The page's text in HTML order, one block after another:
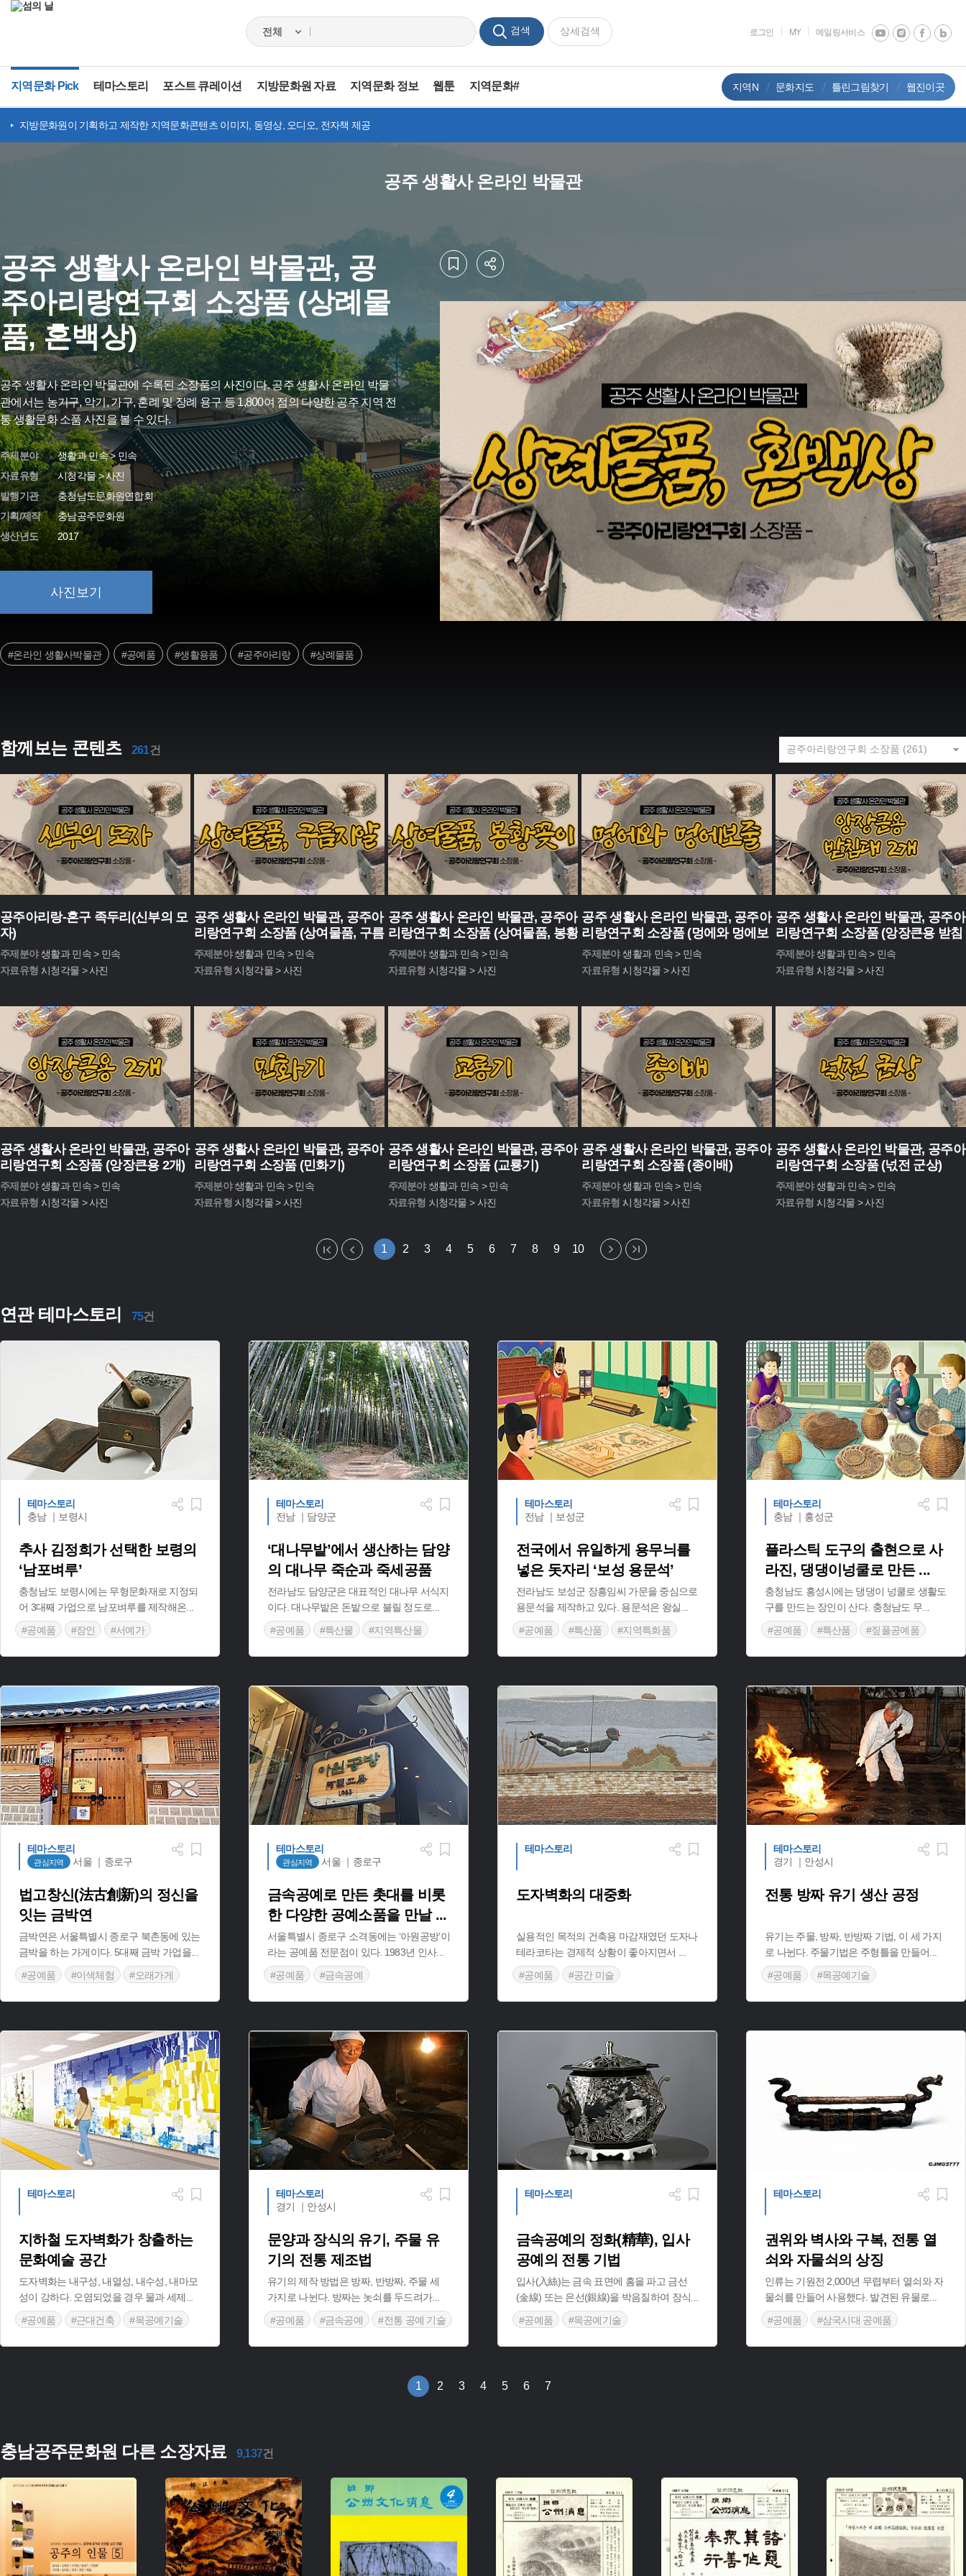
검색 상세검색 로그인 MY 메일링서비스
지역문화 Pick 테마스토리 포스트 큐레이션 지방문화원 자료 지역문화 정보 웹툰 지역문화# 지역N 문화지도 틀린그림찾기 웹진이곳
지방문화원이 기획하고 제작한 지역문화콘텐츠 이미지, 동영상, 오디오, 전자책 제공
공주 생활사 온라인 박물관
공주 생활사 온라인 박물관, 공
주아리랑연구회 소장품 (상례물
품, 혼백상)
공주 생활사 온라인 박물관에 수록된 소장품의 사진이다. 공주 생활사 온라인 박물
관에서는 농기구, 악기, 가구, 혼례 및 장례 용구 등 1,800여 점의 다양한 공주 지역 전
통 생활문화 소품 사진을 볼 수 있다.
주제분야
생활과 민속 > 민속
자료유형
시청각물 > 사진
발행기관
충청남도문화원연합회
기획/제작
충남공주문화원
생산년도
2017
사진보기
#온라인 생활사박물관 #공예품 #생활용품 #공주아리랑 #상례물품
함께보는 콘텐츠 261건
공주아리랑-혼구 족두리(신부의 모
자)
주제분야 :생활과 민속 > 민속
자료유형 :시청각물 > 사진
공주 생활사 온라인 박물관, 공주아
리랑연구회 소장품 (상여물품, 구름
지알)
주제분야 :생활과 민속 > 민속
자료유형 :시청각물 > 사진
공주 생활사 온라인 박물관, 공주아
리랑연구회 소장품 (상여물품, 봉황
꽂이)
주제분야 :생활과 민속 > 민속
자료유형 :시청각물 > 사진
공주 생활사 온라인 박물관, 공주아
리랑연구회 소장품 (멍에와 멍에보
줄)
주제분야 :생활과 민속 > 민속
자료유형 :시청각물 > 사진
공주 생활사 온라인 박물관, 공주아
리랑연구회 소장품 (앙장큰용 받침
대 2개)
주제분야 :생활과 민속 > 민속
자료유형 :시청각물 > 사진
공주 생활사 온라인 박물관, 공주아
리랑연구회 소장품 (앙장큰용 2개)
주제분야 :생활과 민속 > 민속
자료유형 :시청각물 > 사진
공주 생활사 온라인 박물관, 공주아
리랑연구회 소장품 (민화기)
주제분야 :생활과 민속 > 민속
자료유형 :시청각물 > 사진
공주 생활사 온라인 박물관, 공주아
리랑연구회 소장품 (교룡기)
주제분야 :생활과 민속 > 민속
자료유형 :시청각물 > 사진
공주 생활사 온라인 박물관, 공주아
리랑연구회 소장품 (종이배)
주제분야 :생활과 민속 > 민속
자료유형 :시청각물 > 사진
공주 생활사 온라인 박물관, 공주아
리랑연구회 소장품 (넋전 군상)
주제분야 :생활과 민속 > 민속
자료유형 :시청각물 > 사진
1 2 3 4 5 6 7 8 9 10
연관 테마스토리 75건
테마스토리
충남 ｜보령시
추사 김정희가 선택한 보령의
‘남포벼루’
충청남도 보령시에는 무형문화재로 지정되
어 3대째 가업으로 남포벼루를 제작해온
#공예품
#장인 #서예가
테마스토리
전남 ｜담양군
‘대나무밭’에서 생산하는 담양
의 대나무 죽순과 죽세공품
전라남도 담양군은 대표적인 대나무 서식지
이다. 대나무밭은 돈밭으로 불릴 정도로
#공예품
#특산물
#지역특산물
테마스토리
전남 ｜보성군
전국에서 유일하게 용무늬를
넣은 돗자리 ‘보성 용문석’
전라남도 보성군 장흥임씨 가문을 중심으로
용문석을 제작하고 있다. 용문석은 왕실
#공예품
#특산품 #지역특화품
테마스토리
충남 ｜홍성군
플라스틱 도구의 출현으로 사
라진, 댕댕이넝쿨로 만든 ...
충청남도 홍성시에는 댕댕이 넝쿨로 생활도
구를 만드는 장인이 산다. 충청남도 무
#공예품
#특산품 #짚풀공예품
테마스토리
관심지역 서울 ｜종로구
법고창신(法古創新)의 정신을
잇는 금박연
금박연은 서울특별시 종로구 북촌동에 있는
금박을 하는 가게이다. 5대째 금박 가업을...
#공예품
#이색체험 #오래가게
테마스토리
관심지역 서울 ｜종로구
금속공예로 만든 촛대를 비롯
한 다양한 공예소품을 만날 ...
서울특별시 종로구 소격동에는 ‘아원공방’이
라는 공예품 전문점이 있다. 1983년 인사...
#공예품
#금속공예
테마스토리
도자벽화의 대중화
실용적인 목적의 건축용 마감재였던 도자나
테라코타는 경제적 상황이 좋아지면서
#공예품
#공간 미술
테마스토리
경기 ｜안성시
전통 방짜 유기 생산 공정
유기는 주물, 방짜, 반방짜 기법, 이 세 가지
로 나뉜다. 주물기법은 주형틀을 만들어
#공예품
#목공예기술
테마스토리
지하철 도자벽화가 창출하는
문화예술 공간
도자벽화는 내구성, 내열성, 내수성, 내마모
성이 강하다. 오염되었을 경우 물과 세제
#공예품
#근대건축 #목공예기술
테마스토리
경기 ｜안성시
문양과 장식의 유기, 주물 유
기의 전통 제조법
유기의 제작 방법은 방짜, 반방짜, 주물 세
가지로 나뉜다. 방짜는 놋쇠를 두드려가...
#공예품
#금속공예 #전통 공예 기술
테마스토리
금속공예의 정화(精華), 입사
공예의 전통 기법
입사(入絲)는 금속 표면에 홈을 파고 금선
(金線) 또는 은선(銀線)을 박음질하여 장식
#공예품
#목공예기술
테마스토리
권위와 벽사와 구복, 전통 열
쇠와 자물쇠의 상징
인류는 기원전 2,000년 무렵부터 열쇠와 자
물쇠를 만들어 사용했다. 발견된 유물로
#공예품
#삼국시대 공예품
1 2 3 4 5 6 7
충남공주문화원 다른 소장자료 9,137건
주제 :
유형 :
생산 :
소장 :
주제 :
유형 :
생산 :
소장 :
유형 :
생산 :
주제 :
유형 :
소장 :
주제 :
유형 :
생산 :
소장 :
유형 :
생산 :
소장 :